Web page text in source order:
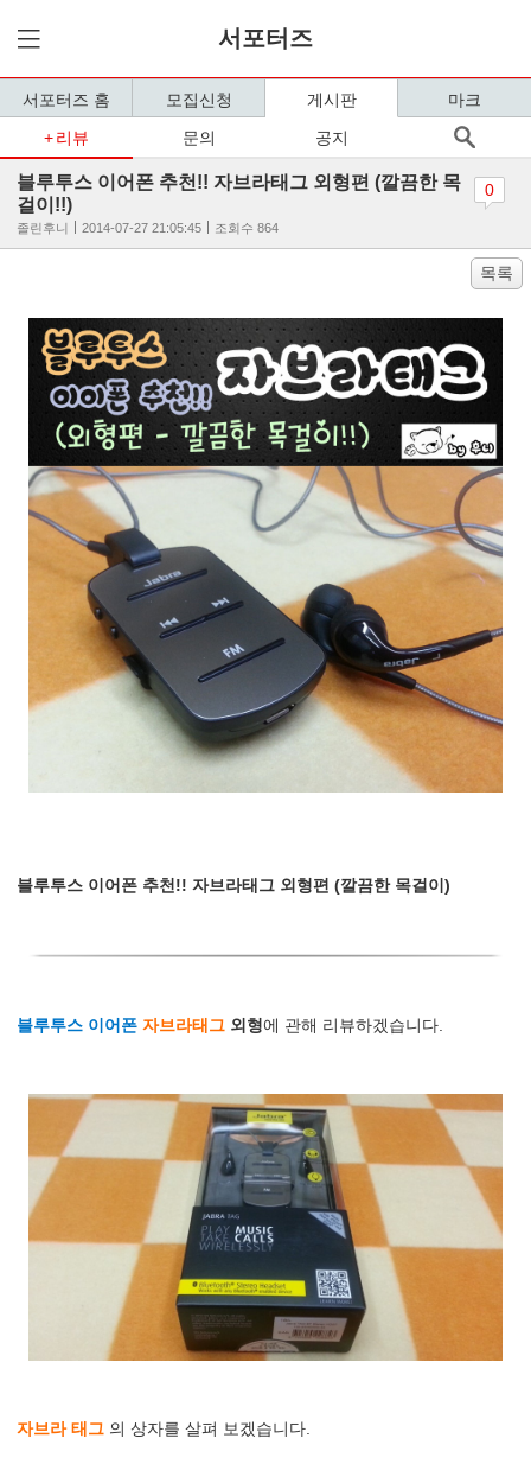
서포터즈
서포터즈 홈 모집신청 게시판
마크
리뷰
문의 공지
블루투스 이어폰 추천!! 자브라태그 외형편 (깔끔한 목
걸이!!)
졸린후니 2014-07-27 21:05:45 조회수 864
0
목록
블루투스 이어폰 추천!! 자브라태그 외형편 (깔끔한 목걸이)
블루투스 이어폰 자브라태그 외형에 관해 리뷰하겠습니다.
자브라 태그 의 상자를 살펴 보겠습니다.